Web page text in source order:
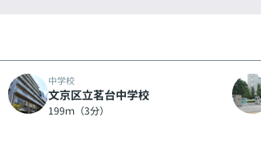
中学校
文京区立茗台中学校
199ｍ（3分）